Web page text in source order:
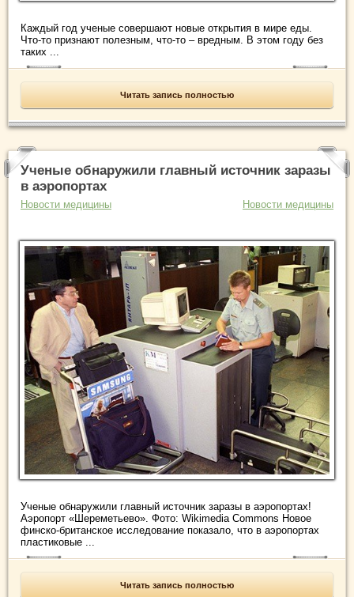
Каждый год ученые совершают новые открытия в мире еды.
Что-то признают полезным, что-то – вредным. В этом году без
таких ...
Читать запись полностью
Ученые обнаружили главный источник заразы
в аэропортах
Новости медицины Новости медицины
Ученые обнаружили главный источник заразы в аэропортах!
Аэропорт «Шереметьево». Фото: Wikimedia Commons Новое
финско-британское исследование показало, что в аэропортах
пластиковые ...
Читать запись полностью